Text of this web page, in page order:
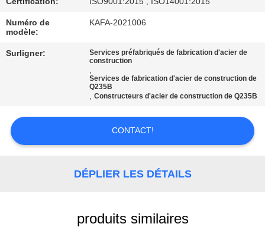
VISITE
DE
CONTRÔLE
NOUS
Numéro de
modèle:
KAFA-2021006
Surligner:
Services préfabriqués de fabrication d'acier de
construction
,
Services de fabrication d'acier de construction de
Q235B
,Constructeurs d'acier de construction de Q235B
CONTACT!
DÉPLIER LES DÉTAILS
produits similaires